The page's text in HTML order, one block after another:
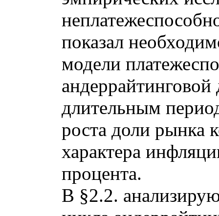
показал
модели
андеррайтинговой
длительным
роста доли рынка
характера
процента.
В §2.2.